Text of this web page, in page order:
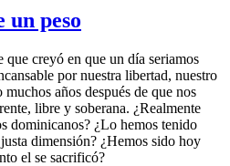
un peso
creyó en que un día seriamos
por nuestra libertad, nuestro
años después de que nos
libre y soberana. ¿Realmente
dominicanos? ¿Lo hemos tenido
dimensión? ¿Hemos sido hoy
el se sacrificó?